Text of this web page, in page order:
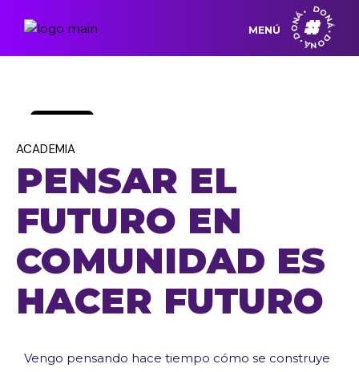
MENÚ DONÁ • DONÁ • DONÁ •
2026
ACADEMIA
PENSAR EL
FUTURO EN
COMUNIDAD ES
HACER FUTURO
Vengo pensando hace tiempo cómo se construye